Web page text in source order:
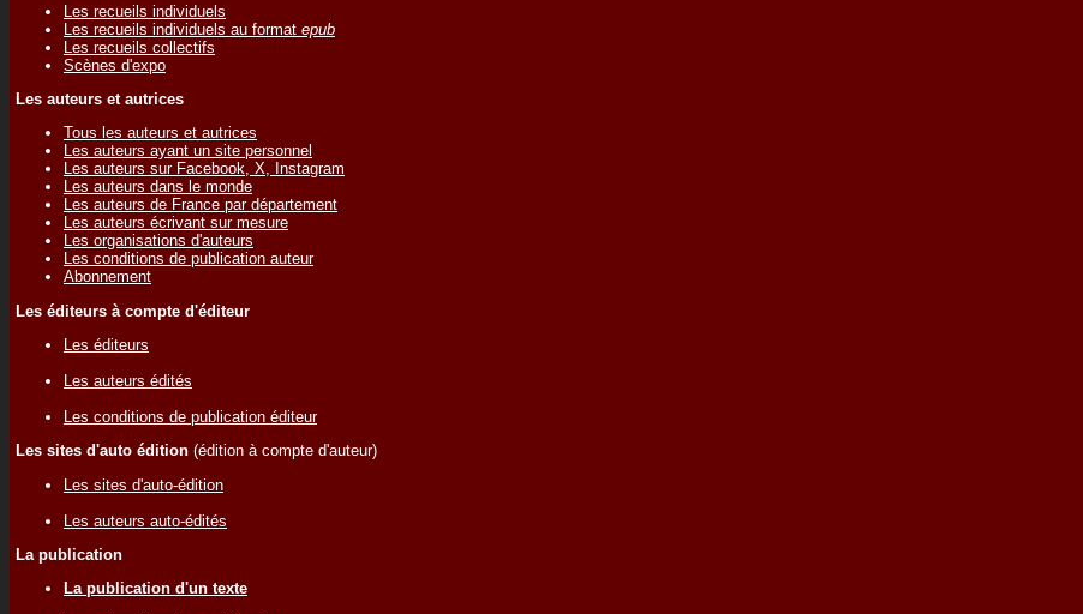
Les recueils individuels
Les recueils individuels au format epub
Les recueils collectifs
Scènes d'expo
Les auteurs et autrices
Tous les auteurs et autrices
Les auteurs ayant un site personnel
Les auteurs sur Facebook, X, Instagram
Les auteurs dans le monde
Les auteurs de France par département
Les auteurs écrivant sur mesure
Les organisations d'auteurs
Les conditions de publication auteur
Abonnement
Les éditeurs à compte d'éditeur
Les éditeurs
Les auteurs édités
Les conditions de publication éditeur
Les sites d'auto édition (édition à compte d'auteur)
Les sites d'auto-édition
Les auteurs auto-édités
La publication
La publication d'un texte